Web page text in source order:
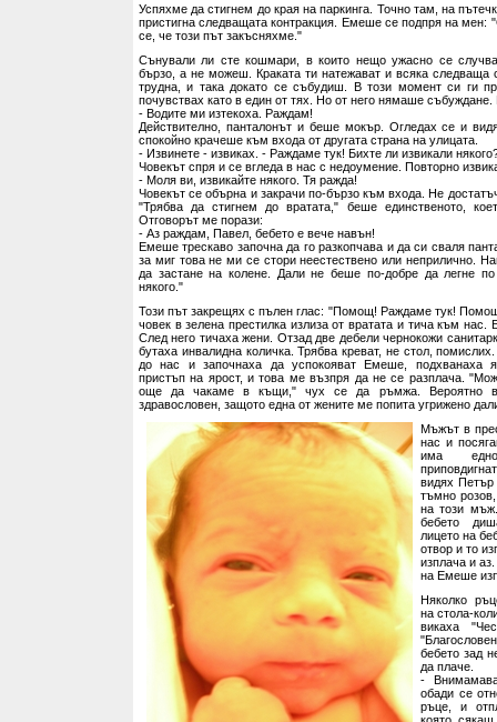
Успяхме да стигнем до края на паркинга. Точно там, на
пристигна следващата контракция. Емеше се подпря на мен:
се, че този път закъсняхме."
Сънували ли сте кошмари, в които нещо ужасно се
бързо, а не можеш. Краката ти натежават и всяка следваща
трудна, и така докато се събудиш. В този момент си ги
почувствах като в един от тях. Но от него нямаше
- Водите ми изтекоха. Раждам!
Действително, панталонът и беше мокър. Огледах се и
спокойно крачеше към входа от другата страна на улицата.
- Извинете - извиках. - Раждаме тук! Бихте ли извикали
Човекът спря и се вгледа в нас с недоумение. Повторно
- Моля ви, извикайте някого. Тя ражда!
Човекът се обърна и закрачи по-бързо към входа. Не
"Трябва да стигнем до вратата," беше единственото,
Отговорът ме порази:
- Аз раждам, Павел, бебето е вече навън!
Емеше трескаво започна да го разкопчава и да си сваля
за миг това не ми се стори неестествено или неприлично.
да застане на колене. Дали не беше по-добре да легне
някого."
Този път закрещях с пълен глас: "Помощ! Раждаме тук!
човек в зелена престилка излиза от вратата и тича към нас.
След него тичаха жени. Отзад две дебели чернокожи
бутаха инвалидна количка. Трябва креват, не стол,
до нас и започнаха да успокояват Емеше, подхванаха
пристъп на ярост, и това ме възпря да не се разплача.
още да чакаме в къщи," чух се да ръмжа. Вероятно
здравословен, защото една от жените ме попита угрижено
Мъжът в
нас и
има
видях
тъмно
на този
бебето
лицето на
отвор и то
изплача и
на Емеше
Няколко
на стола-
викаха
бебето зад
да плаче.
-
обади се
ръце, и
която